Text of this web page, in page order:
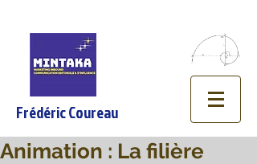
Frédéric Coureau
Animation : La filière